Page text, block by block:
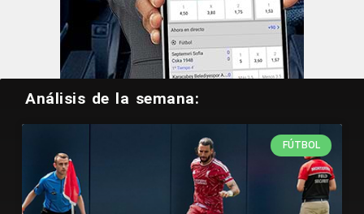
Análisis de la semana:
FÚTBOL